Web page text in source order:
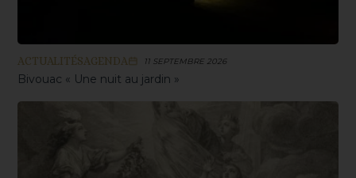
ACTUALITÉSAGENDA 11 SEPTEMBRE 2026
Bivouac « Une nuit au jardin »